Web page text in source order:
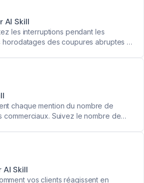
AI Skill
les interruptions pendant les
horodatages des coupures abruptes et
chaque mention du nombre de
commerciaux. Suivez le nombre de
Skill
vos clients réagissent en